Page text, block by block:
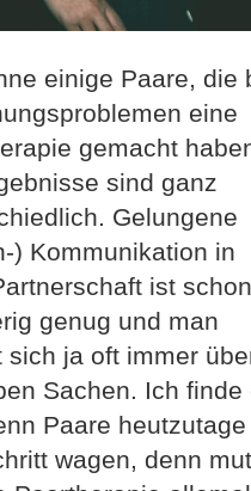
einige Paare, die
eine
gemacht
sind ganz
Gelungene
) Kommunikation in
ist schon
genug und man
sich ja oft immer
Sachen. Ich finde
Paare heutzutage
wagen, denn